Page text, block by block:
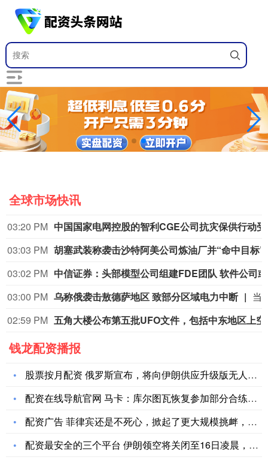
全球市场快讯
03:20 PM
03:03 PM
03:02 PM
03:00 PM 乌称俄袭击敖德萨地区 致部分区域电力中断
02:59 PM
钱龙配资播报
股票按月配资 俄罗斯宣布，将向伊朗供应升级版无人机、便携式防
配资在线导航官网 马卡：库尔图瓦恢复参加部分合练，他和姆巴佩
配资广告 菲律宾还是不死心，掀起了更大规模挑衅，中方现场警告
配资最安全的三个平台 伊朗领空将关闭至16日凌晨，客运以铁路